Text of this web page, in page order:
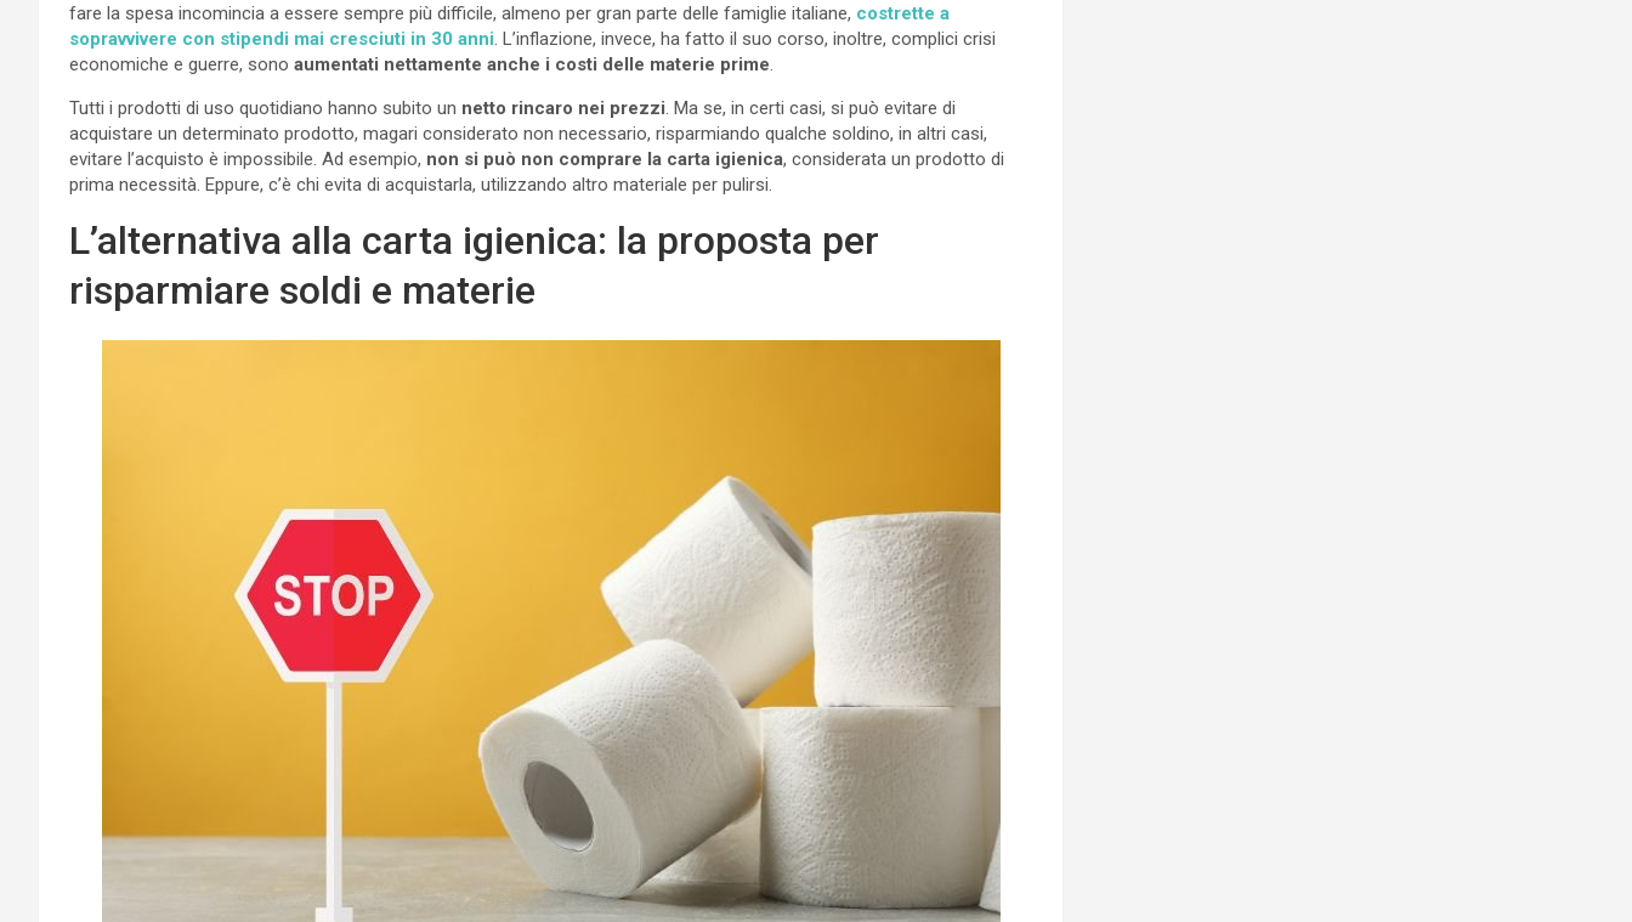
fare la spesa incomincia a essere sempre più difficile, almeno per gran parte delle famiglie italiane, costrette a
sopravvivere con stipendi mai cresciuti in 30 anni . L’inflazione, invece, ha fatto il suo corso, inoltre, complici crisi
economiche e guerre, sono aumentati nettamente anche i costi delle materie prime
Tutti i prodotti di uso quotidiano hanno subito un netto rincaro nei prezzi . Ma se, in certi casi, si può evitare di
acquistare un determinato prodotto, magari considerato non necessario, risparmiando qualche soldino, in altri casi,
evitare l’acquisto è impossibile. Ad esempio, non si può non comprare la carta igienica, considerata un prodotto di
prima necessità. Eppure, c’è chi evita di acquistarla, utilizzando altro materiale per pulirsi.
L’alternativa alla carta igienica: la proposta per
risparmiare soldi e materie